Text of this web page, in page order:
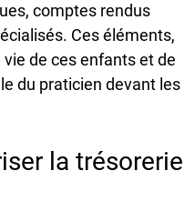
comptes rendus
Ces éléments,
de ces enfants et de
du praticien devant les
la trésorerie